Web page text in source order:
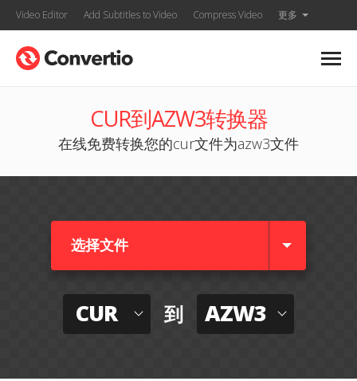
Video Editor Add Subtitles to Video Compress Video 更多
CUR到AZW3转换器
在线免费转换您的cur文件为azw3文件
选择文件
CUR 到 AZW3